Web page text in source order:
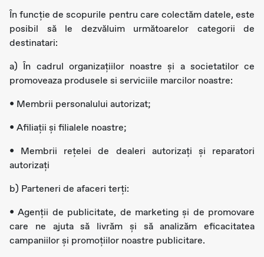
În funcție de scopurile pentru care colectăm datele, este
posibil să le dezvăluim următoarelor categorii de
destinatari:
a) În cadrul organizațiilor noastre și a societatilor ce
promoveaza produsele si serviciile marcilor noastre:
• Membrii personalului autorizat;
• Afiliații și filialele noastre;
• Membrii rețelei de dealeri autorizați și reparatori
autorizați
b) Parteneri de afaceri terți:
• Agenții de publicitate, de marketing și de promovare
care ne ajuta să livrăm și să analizăm eficacitatea
campaniilor și promoțiilor noastre publicitare.